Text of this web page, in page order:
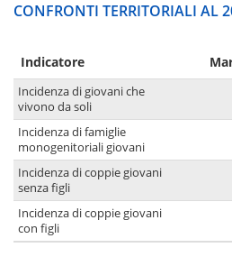
CONFRONTI TERRITORIALI AL
Indicatore
Incidenza di giovani che
vivono da soli
Incidenza di famiglie
monogenitoriali giovani
Incidenza di coppie giovani
senza figli
Incidenza di coppie giovani
con figli